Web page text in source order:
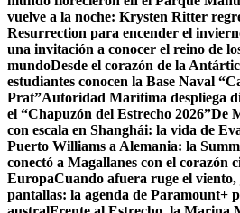
vuelve a la noche: Krysten Ritter
Resurrection para encender el
una invitación a conocer el reino de
mundoDesde el corazón de la
estudiantes conocen la Base Naval
Prat”Autoridad Marítima despliega
el “Chapuzón del Estrecho 2026”De
con escala en Shanghái: la vida de
Puerto Williams a Alemania: la
conectó a Magallanes con el corazón
EuropaCuando afuera ruge el viento,
pantallas: la agenda de Paramount+